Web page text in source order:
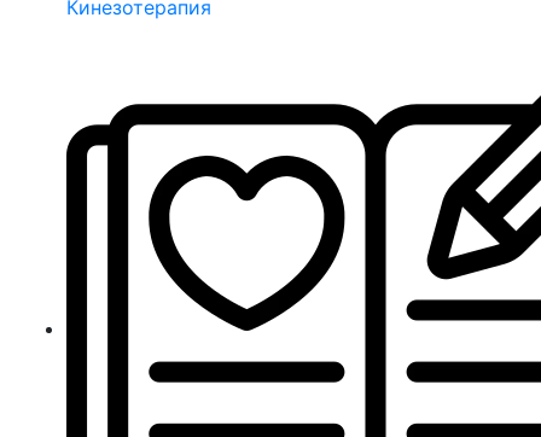
Кинезотерапия